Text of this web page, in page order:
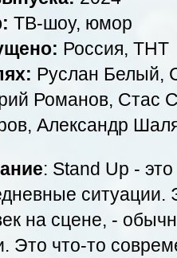
ТВ-шоу, юмор
Россия, ТНТ
Руслан Белый,
Романов, Стас
Александр
: Stand Up -
ситуации.
на сцене, -
Это что-то